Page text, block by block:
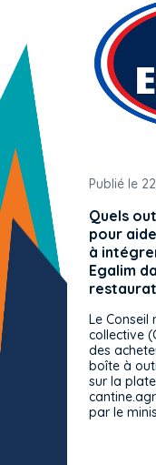
Publié le
Quels
pour
à
Egalim
Le
collective
des
boîte à
sur la
par le